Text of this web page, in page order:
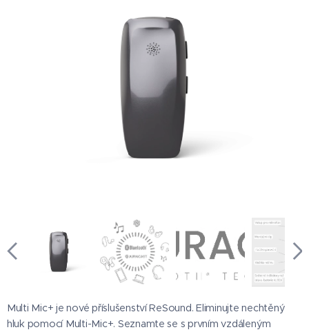
Multi Mic+ je nové příslušenství ReSound. Eliminujte nechtěný
hluk pomocí Multi-Mic+. Seznamte se s prvním vzdáleným